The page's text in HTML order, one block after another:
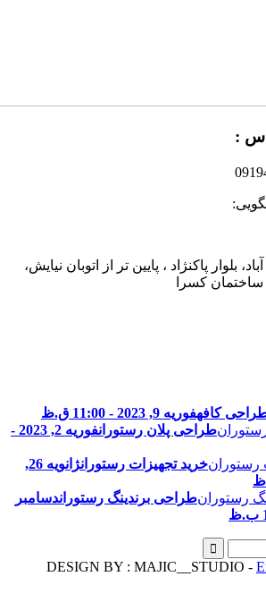
:
پاکنژاد ، پایین تر از اتوبان نیایش،
کسرا
کافهفوریه 9, 2023 - 11:00 ق.ظ
طراحی پلان رستوران
فوریه 2, 2023 -
خرید تجهیزات رستوران
ژانویه 26,
طراحی برندینگ رستوران دسامبر
DESIGN BY : MAJIC__STUDIO -